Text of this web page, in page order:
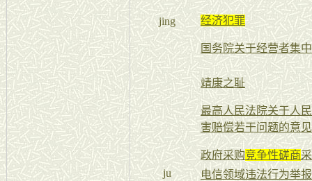
jing 经济犯罪
国务院关于经营者集
靖康之耻
最高人民法院关于人
害赔偿若干问题的意见
政府采购竞争性磋商
ju
电信领域违法行为举